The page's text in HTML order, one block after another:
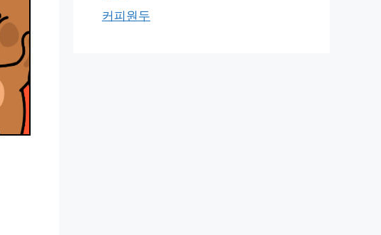
커피원두